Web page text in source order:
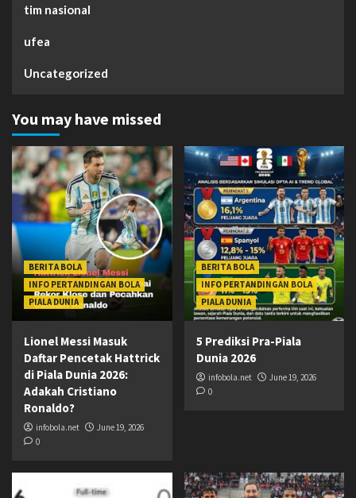
tim nasional
ufea
Uncategorized
You may have missed
BERITA BOLA
INFO PERTANDINGAN BOLA
PIALA DUNIA
Lionel Messi Masuk
Daftar Pencetak Hattrick
di Piala Dunia 2026:
Adakah Cristiano
Ronaldo?
infobola.net
June 19, 2026
0
BERITA BOLA
INFO PERTANDINGAN BOLA
PIALA DUNIA
5 Prediksi Pra-Piala
Dunia 2026
infobola.net
June 19, 2026
0